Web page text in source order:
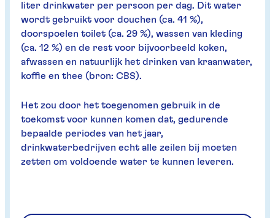
liter drinkwater per persoon per dag. Dit water
wordt gebruikt voor douchen (ca. 41 %),
doorspoelen toilet (ca. 29 %), wassen van kleding
(ca. 12 %) en de rest voor bijvoorbeeld koken,
afwassen en natuurlijk het drinken van kraanwater,
koffie en thee (bron: CBS).
Het zou door het toegenomen gebruik in de
toekomst voor kunnen komen dat, gedurende
bepaalde periodes van het jaar,
drinkwaterbedrijven echt alle zeilen bij moeten
zetten om voldoende water te kunnen leveren.